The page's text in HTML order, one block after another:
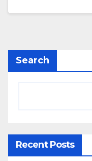
Search
Recent Posts